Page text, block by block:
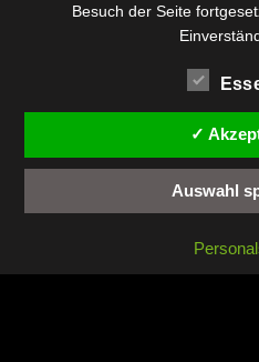
Besuch der Seite
✓
Auswahl